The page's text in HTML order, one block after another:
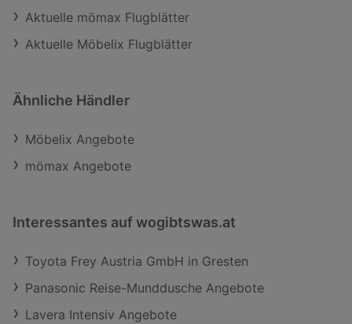
Aktuelle mömax Flugblätter
Aktuelle Möbelix Flugblätter
Ähnliche Händler
Möbelix Angebote
mömax Angebote
Interessantes auf wogibtswas.at
Toyota Frey Austria GmbH in Gresten
Panasonic Reise-Munddusche Angebote
Lavera Intensiv Angebote